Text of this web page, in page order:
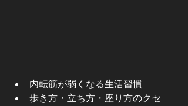
内転筋が弱くなる生活習慣
歩き方・立ち方・座り方のクセ